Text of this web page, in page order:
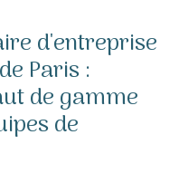
d'entreprise
Paris :
de gamme
de